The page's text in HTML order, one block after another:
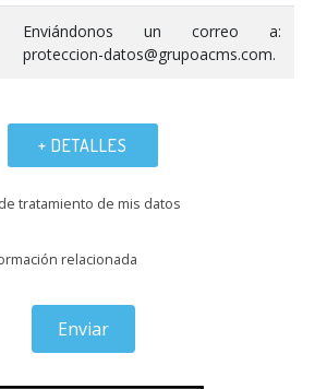
Enviándonos un correo a:
proteccion-datos@grupoacms.com.
+ DETALLES
tratamiento de mis datos
relacionada
Enviar